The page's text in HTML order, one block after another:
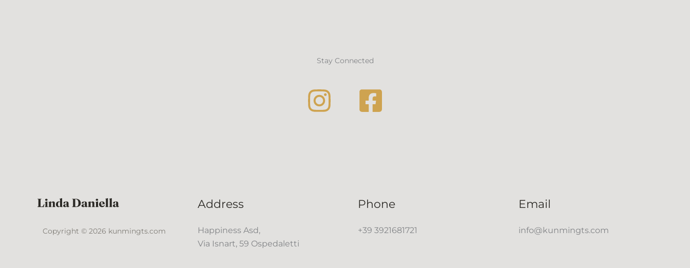
Stay Connected
Copyright © 2026 kunmingts.com
Address
Happiness Asd,
Via Isnart, 59 Ospedaletti
Phone
+39 3921681721
Email
info@kunmingts.com